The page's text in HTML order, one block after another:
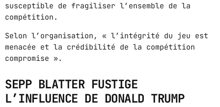
susceptible de fragiliser l’ensemble de la
compétition.
Selon l’organisation, « l’intégrité du jeu est
menacée et la crédibilité de la compétition
compromise ».
SEPP BLATTER FUSTIGE
L’INFLUENCE DE DONALD TRUMP